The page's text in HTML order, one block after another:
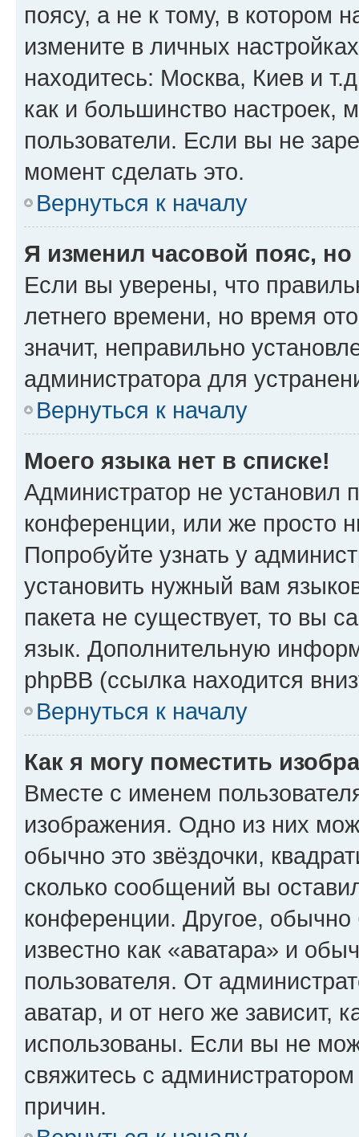
поясу, а не к тому, в котором
измените в личных
находитесь: Москва, Киев и
как и большинство настроек,
пользователи. Если вы не
момент сделать это.
Вернуться к началу
Я изменил часовой пояс,
Если вы уверены, что
летнего времени, но время
значит, неправильно
администратора для
Вернуться к началу
Моего языка нет в списке!
Администратор не установил
конференции, или же просто
Попробуйте узнать у
установить нужный вам
пакета не существует, то вы
язык. Дополнительную
phpBB (ссылка находится
Вернуться к началу
Как я могу поместить
Вместе с именем
изображения. Одно из них
обычно это звёздочки,
сколько сообщений вы
конференции. Другое,
известно как «аватара» и
пользователя. От
аватар, и от него же зависит,
использованы. Если вы не
свяжитесь с
причин.